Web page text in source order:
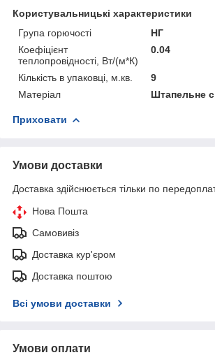
Користувальницькі характеристики
Група горючості
НГ
Коефіцієнт
теплопровідності, Вт/(м*К)
0.04
Кількість в упаковці, м.кв.
9
Матеріал
Штапельне
Приховати
Умови доставки
Доставка здійснюється тільки по
Нова Пошта
Самовивіз
Доставка кур'єром
Доставка поштою
Всі умови доставки
Умови оплати